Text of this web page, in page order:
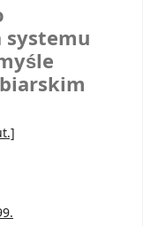
systemu